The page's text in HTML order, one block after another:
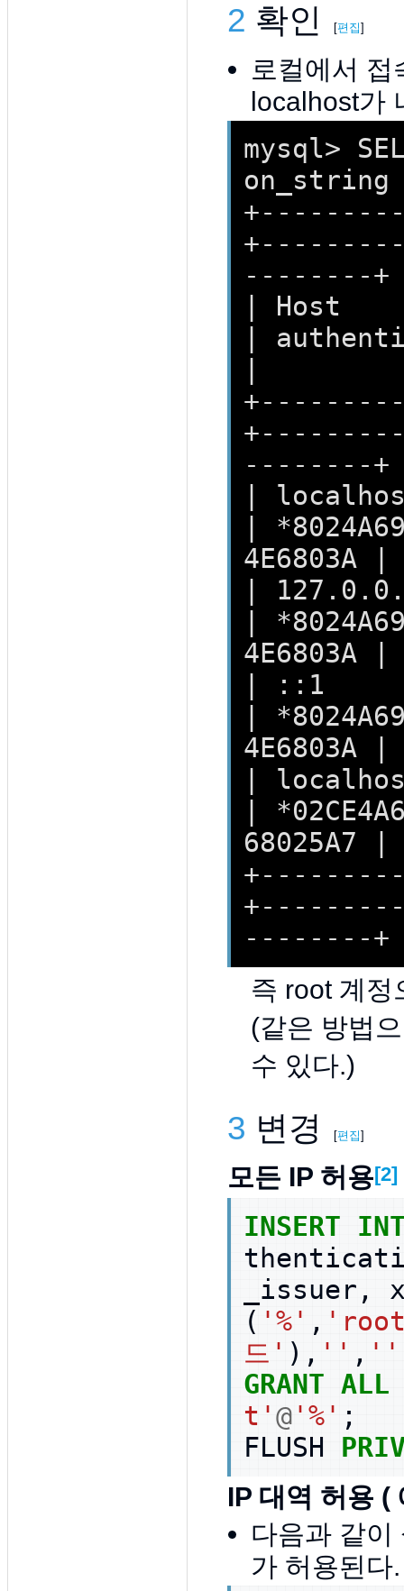
2 확인 [편집]
로컬에서
localhost가
mysql>
on_string
--------+
| Host
|
--------+
|
|
4E6803A |
|
|
4E6803A |
| ::1
|
4E6803A |
|
|
68025A7 |
--------+
즉 root 계정
(같은 방법
수 있다.)
3 변경 [편집]
모든 IP 허용 [2]
INSERT
_issuer ,
( '%' ,
드' ), '' , ''
GRANT ALL
t'@ '%' ;
FLUSH
IP 대역 허용
다음과 같이
가 허용된다.